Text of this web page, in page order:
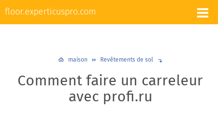
floor.experticuspro.com
L'appareil et la réparation des sols
Plancher chaud Plinthes Design et décoration
maison Revêtements de sol
Comment faire un carreleur
avec profi.ru